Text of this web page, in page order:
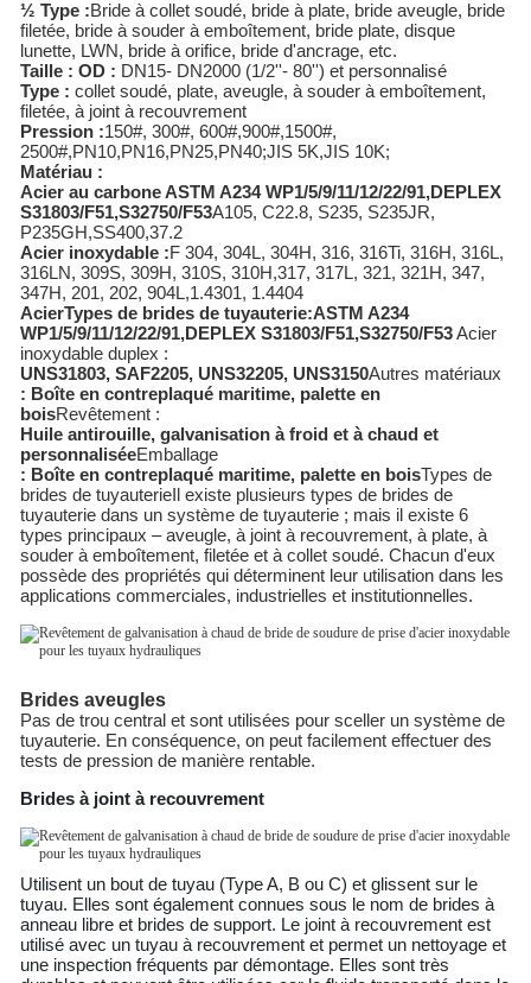
½ Type :Bride à collet soudé, bride à plate, bride aveugle, bride
filetée, bride à souder à emboîtement, bride plate, disque
lunette, LWN, bride à orifice, bride d'ancrage, etc.
Taille : OD : DN15- DN2000 (1/2''- 80'') et personnalisé
Type : collet soudé, plate, aveugle, à souder à emboîtement,
filetée, à joint à recouvrement
Pression :150#, 300#, 600#,900#,1500#,
2500#,PN10,PN16,PN25,PN40;JIS 5K,JIS 10K;
Matériau :
Acier au carboneASTM A234 WP1/5/9/11/12/22/91,DEPLEX
S31803/F51,S32750/F53A105, C22.8, S235, S235JR,
P235GH,SS400,37.2
Acier inoxydable :F 304, 304L, 304H, 316, 316Ti, 316H, 316L,
316LN, 309S, 309H, 310S, 310H,317, 317L, 321, 321H, 347,
347H, 201, 202, 904L,1.4301, 1.4404
AcierTypes de brides de tuyauterie:ASTM A234
WP1/5/9/11/12/22/91,DEPLEX S31803/F51,S32750/F53Acier
inoxydable duplex :
UNS31803, SAF2205, UNS32205, UNS3150Autres matériaux
: Boîte en contreplaqué maritime, palette en
boisRevêtement :
Huile antirouille, galvanisation à froid et à chaud et
personnaliséeEmballage
: Boîte en contreplaqué maritime, palette en boisTypes de
brides de tuyauterie Il existe plusieurs types de brides de
tuyauterie dans un système de tuyauterie ; mais il existe 6
types principaux – aveugle, à joint à recouvrement, à plate, à
souder à emboîtement, filetée et à collet soudé. Chacun d'eux
possède des propriétés qui déterminent leur utilisation dans les
applications commerciales, industrielles et institutionnelles.
Brides aveugles
Pas de trou central et sont utilisées pour sceller un système de
tuyauterie. En conséquence, on peut facilement effectuer des
tests de pression de manière rentable.
Brides à joint à recouvrement
Utilisent un bout de tuyau (Type A, B ou C) et glissent sur le
tuyau. Elles sont également connues sous le nom de brides à
anneau libre et brides de support. Le joint à recouvrement est
utilisé avec un tuyau à recouvrement et permet un nettoyage et
une inspection fréquents par démontage. Elles sont très